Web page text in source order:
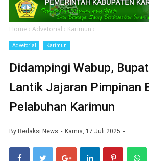
Home › Advetorial › Karimun ›
Advetorial Karimun
Didampingi Wabup,
Lantik Jajaran Pimpinan
Pelabuhan Karimun
By Redaksi News Kamis, 17 Juli 2025